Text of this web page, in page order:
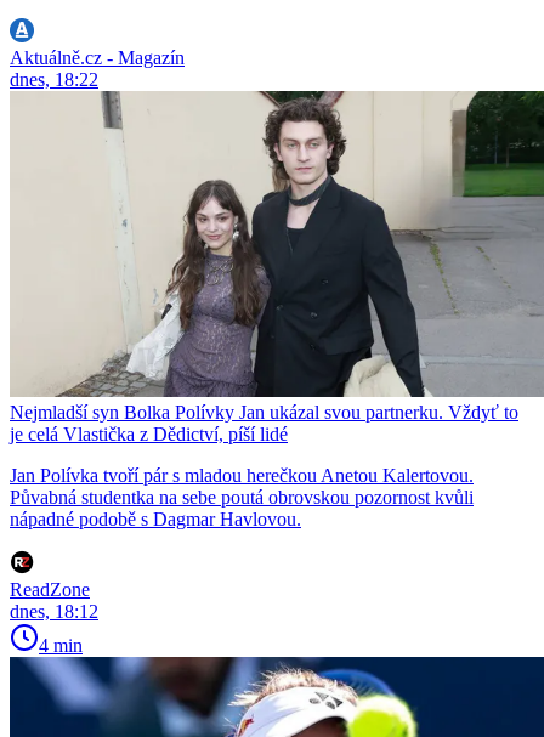
Aktuálně.cz - Magazín
dnes, 18:22
Nejmladší syn Bolka Polívky Jan ukázal svou partnerku. Vždyť to
je celá Vlastička z Dědictví, píší lidé
Jan Polívka tvoří pár s mladou herečkou Anetou Kalertovou.
Půvabná studentka na sebe poutá obrovskou pozornost kvůli
nápadné podobě s Dagmar Havlovou.
ReadZone
dnes, 18:12
4 min